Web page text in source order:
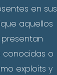
en sus
aquellos
conocidas o
exploits y